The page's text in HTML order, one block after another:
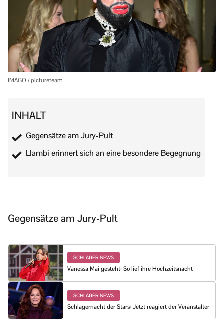
IMAGO / pictureteam
INHALT
Gegensätze am Jury-Pult
Llambi erinnert sich an eine besondere Begegnung
Gegensätze am Jury-Pult
SCHLAGER NEWS
Vanessa Mai gesteht: So lief ihre Hochzeitsnacht
SCHLAGER NEWS
Schlagernacht der Stars: Jetzt reagiert der Veranstalter